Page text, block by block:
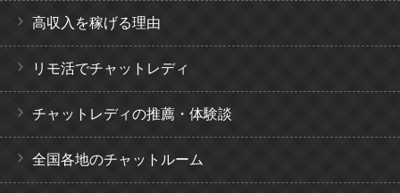
高収入を稼げる理由
リモ活でチャットレディ
チャットレディの推薦・体験談
全国各地のチャットルーム